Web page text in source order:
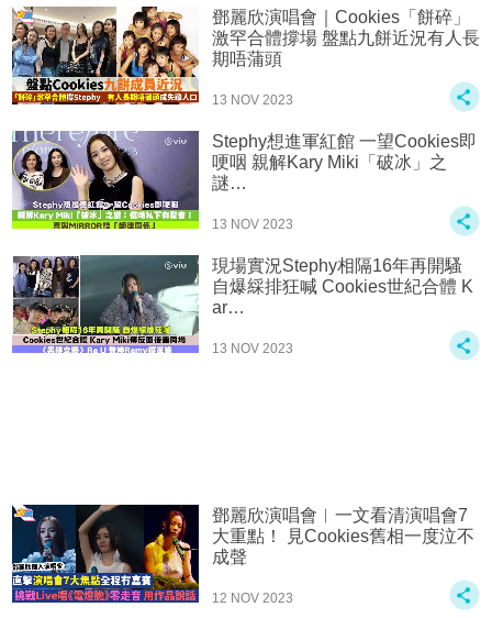
鄧麗欣演唱會｜Cookies「餅碎」
激罕合體撐場 盤點九餅近況有人長
期唔蒲頭
13 NOV 2023
Stephy想進軍紅館 一望Cookies即
哽咽 親解Kary Miki「破冰」之
謎…
13 NOV 2023
現場實況Stephy相隔16年再開騷
自爆綵排狂喊 Cookies世紀合體 K
ar…
13 NOV 2023
鄧麗欣演唱會︱一文看清演唱會7
大重點！ 見Cookies舊相一度泣不
成聲
12 NOV 2023